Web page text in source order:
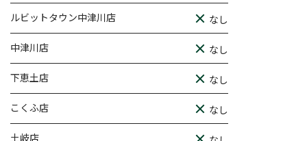
ルビットタウン中津川店 なし
中津川店 なし
下恵土店 なし
こくふ店 なし
土岐店